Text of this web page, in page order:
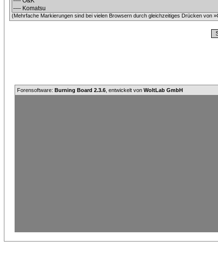
(Mehrfache Markierungen sind bei vielen Browsern durch gleichzeitiges Drücken von
Forensoftware: Burning Board 2.3.6 , entwickelt von WoltLab GmbH